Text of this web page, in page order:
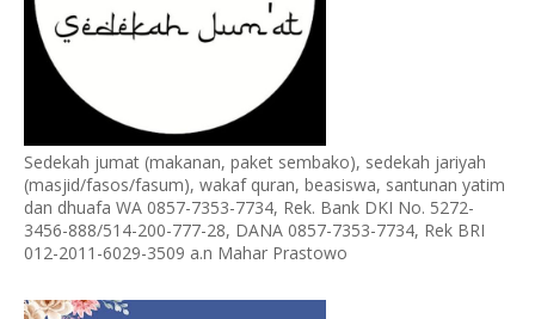
Sedekah jumat (makanan, paket sembako), sedekah jariyah
(masjid/fasos/fasum), wakaf quran, beasiswa, santunan yatim
dan dhuafa WA 0857-7353-7734, Rek. Bank DKI No. 5272-
3456-888/514-200-777-28, DANA 0857-7353-7734, Rek BRI
012-2011-6029-3509 a.n Mahar Prastowo